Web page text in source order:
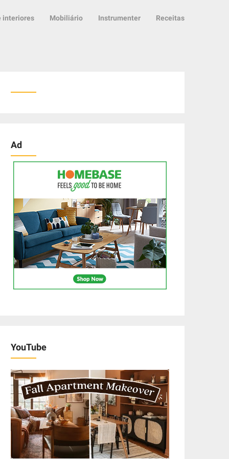
interiores Mobiliário Instrumenter Receitas
Ad
YouTube